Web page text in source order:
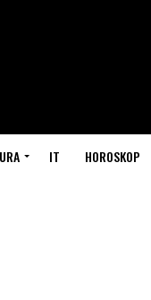
IT HOROSKOP